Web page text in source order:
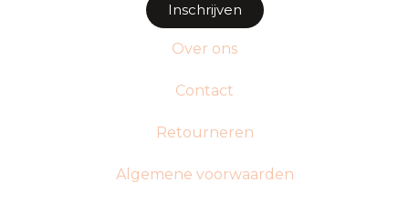
Inschrijven
Over ons
Contact
Retourneren
Algemene voorwaarden